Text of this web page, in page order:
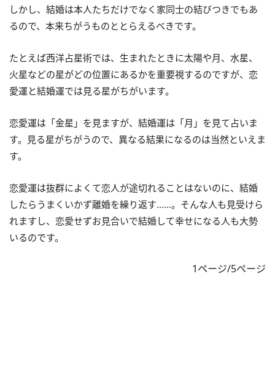
しかし、結婚は本人たちだけでなく家同士の結びつきでもあ
るので、本来ちがうものととらえるべきです。
たとえば西洋占星術では、生まれたときに太陽や月、水星、
火星などの星がどの位置にあるかを重要視するのですが、恋
愛運と結婚運では見る星がちがいます。
恋愛運は「金星」を見ますが、結婚運は「月」を見て占いま
す。見る星がちがうので、異なる結果になるのは当然といえま
す。
恋愛運は抜群によくて恋人が途切れることはないのに、結婚
したらうまくいかず離婚を繰り返す……。そんな人も見受けら
れますし、恋愛せずお見合いで結婚して幸せになる人も大勢
いるのです。
1ページ/5ページ